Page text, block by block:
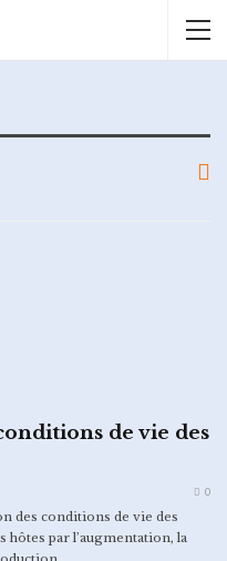
de vie des
0
des conditions de vie des
hôtes par l’augmentation, la